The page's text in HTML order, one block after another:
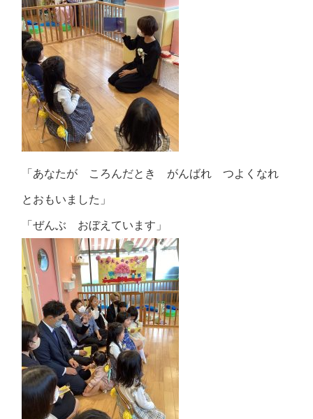
「あなたが ころんだとき がんばれ つよくなれ
とおもいました」
「ぜんぶ おぼえています」